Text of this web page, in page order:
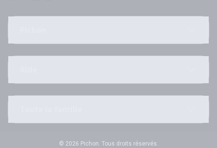
© 2026 Pichon. Tous droits réservés.